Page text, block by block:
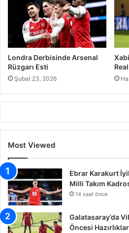
Londra Derbisinde Arsenal
Rüzgarı Esti
Şubat 23, 2026
Most Viewed
Ebrar Karakurt
Milli Takım
14 saat önce
Galatasaray’da
Öncesi